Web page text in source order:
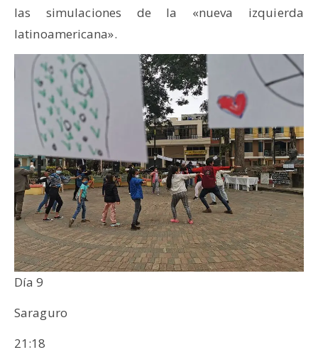
las simulaciones de la «nueva izquierda
latinoamericana».
Día 9
Saraguro
21:18